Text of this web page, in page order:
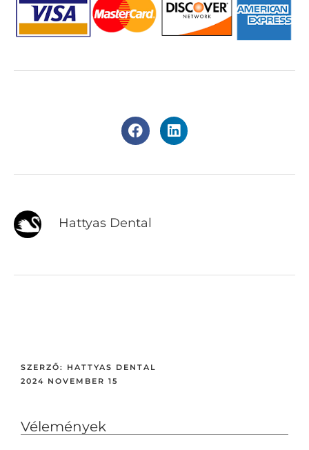
Hattyas Dental
SZERZŐ: HATTYAS DENTAL
2024 NOVEMBER 15
Vélemények